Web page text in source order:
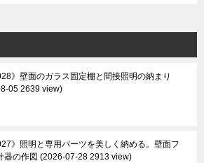
》壁面のガラス固定棚と間接照明の納まり
05 2639 view
》照明と専用パーツを美しく納める。壁面フ
器の作図
2026-07-28 2913 view